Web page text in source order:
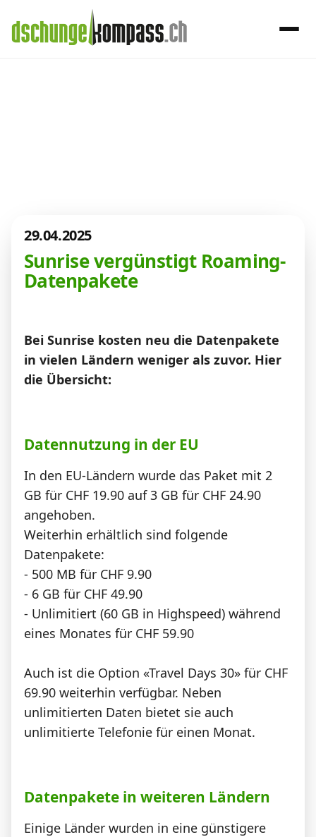
Kombi-Angebote
Aktionen
News
Forum
29.04.2025
Sunrise vergünstigt Roaming-
Datenpakete
Bei Sunrise kosten neu die Datenpakete
in vielen Ländern weniger als zuvor. Hier
die Übersicht:
Datennutzung in der EU
In den EU-Ländern wurde das Paket mit 2
GB für CHF 19.90 auf 3 GB für CHF 24.90
angehoben.
Weiterhin erhältlich sind folgende
Datenpakete:
- 500 MB für CHF 9.90
- 6 GB für CHF 49.90
- Unlimitiert (60 GB in Highspeed) während
eines Monates für CHF 59.90
Auch ist die Option «Travel Days 30» für CHF
69.90 weiterhin verfügbar. Neben
unlimitierten Daten bietet sie auch
unlimitierte Telefonie für einen Monat.
Datenpakete in weiteren Ländern
Einige Länder wurden in eine günstigere